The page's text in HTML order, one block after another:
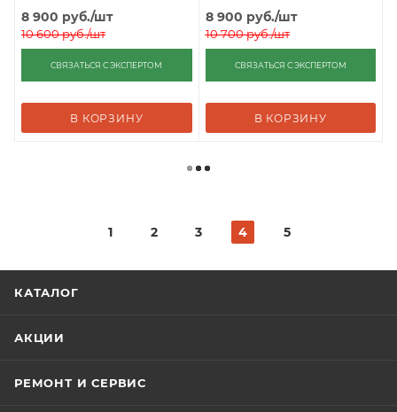
8 900 руб./шт
10 600руб./шт
СВЯЗАТЬСЯ С ЭКСПЕРТОМ
В КОРЗИНУ
8 900 руб./шт
10 700руб./шт
СВЯЗАТЬСЯ С ЭКСПЕРТОМ
В КОРЗИНУ
1 2 3 4 5
КАТАЛОГ
АКЦИИ
РЕМОНТ И СЕРВИС